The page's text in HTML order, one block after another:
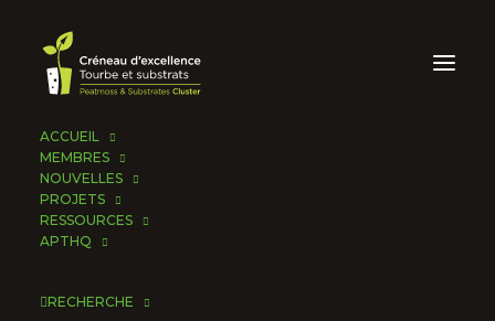
ACCUEIL
MEMBRES
NOUVELLES
PROJETS
RESSOURCES
APTHQ
RECHERCHE